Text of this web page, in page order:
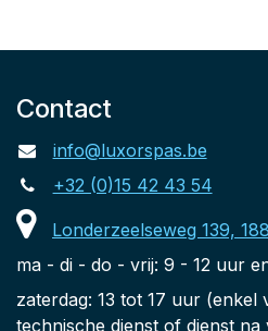
Contact
info@luxorspas.be
+32 (0)15 42 43 54
Londerzeelseweg 139,
ma - di - do - vrij: 9 - 12 uur
zaterdag: 13 tot 17 uur (enkel
technische dienst of dienst na